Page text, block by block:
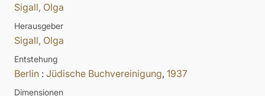
Sigall, Olga
Herausgeber
Sigall, Olga
Entstehung
Berlin : Jüdische Buchvereinigung, 1937
Dimensionen